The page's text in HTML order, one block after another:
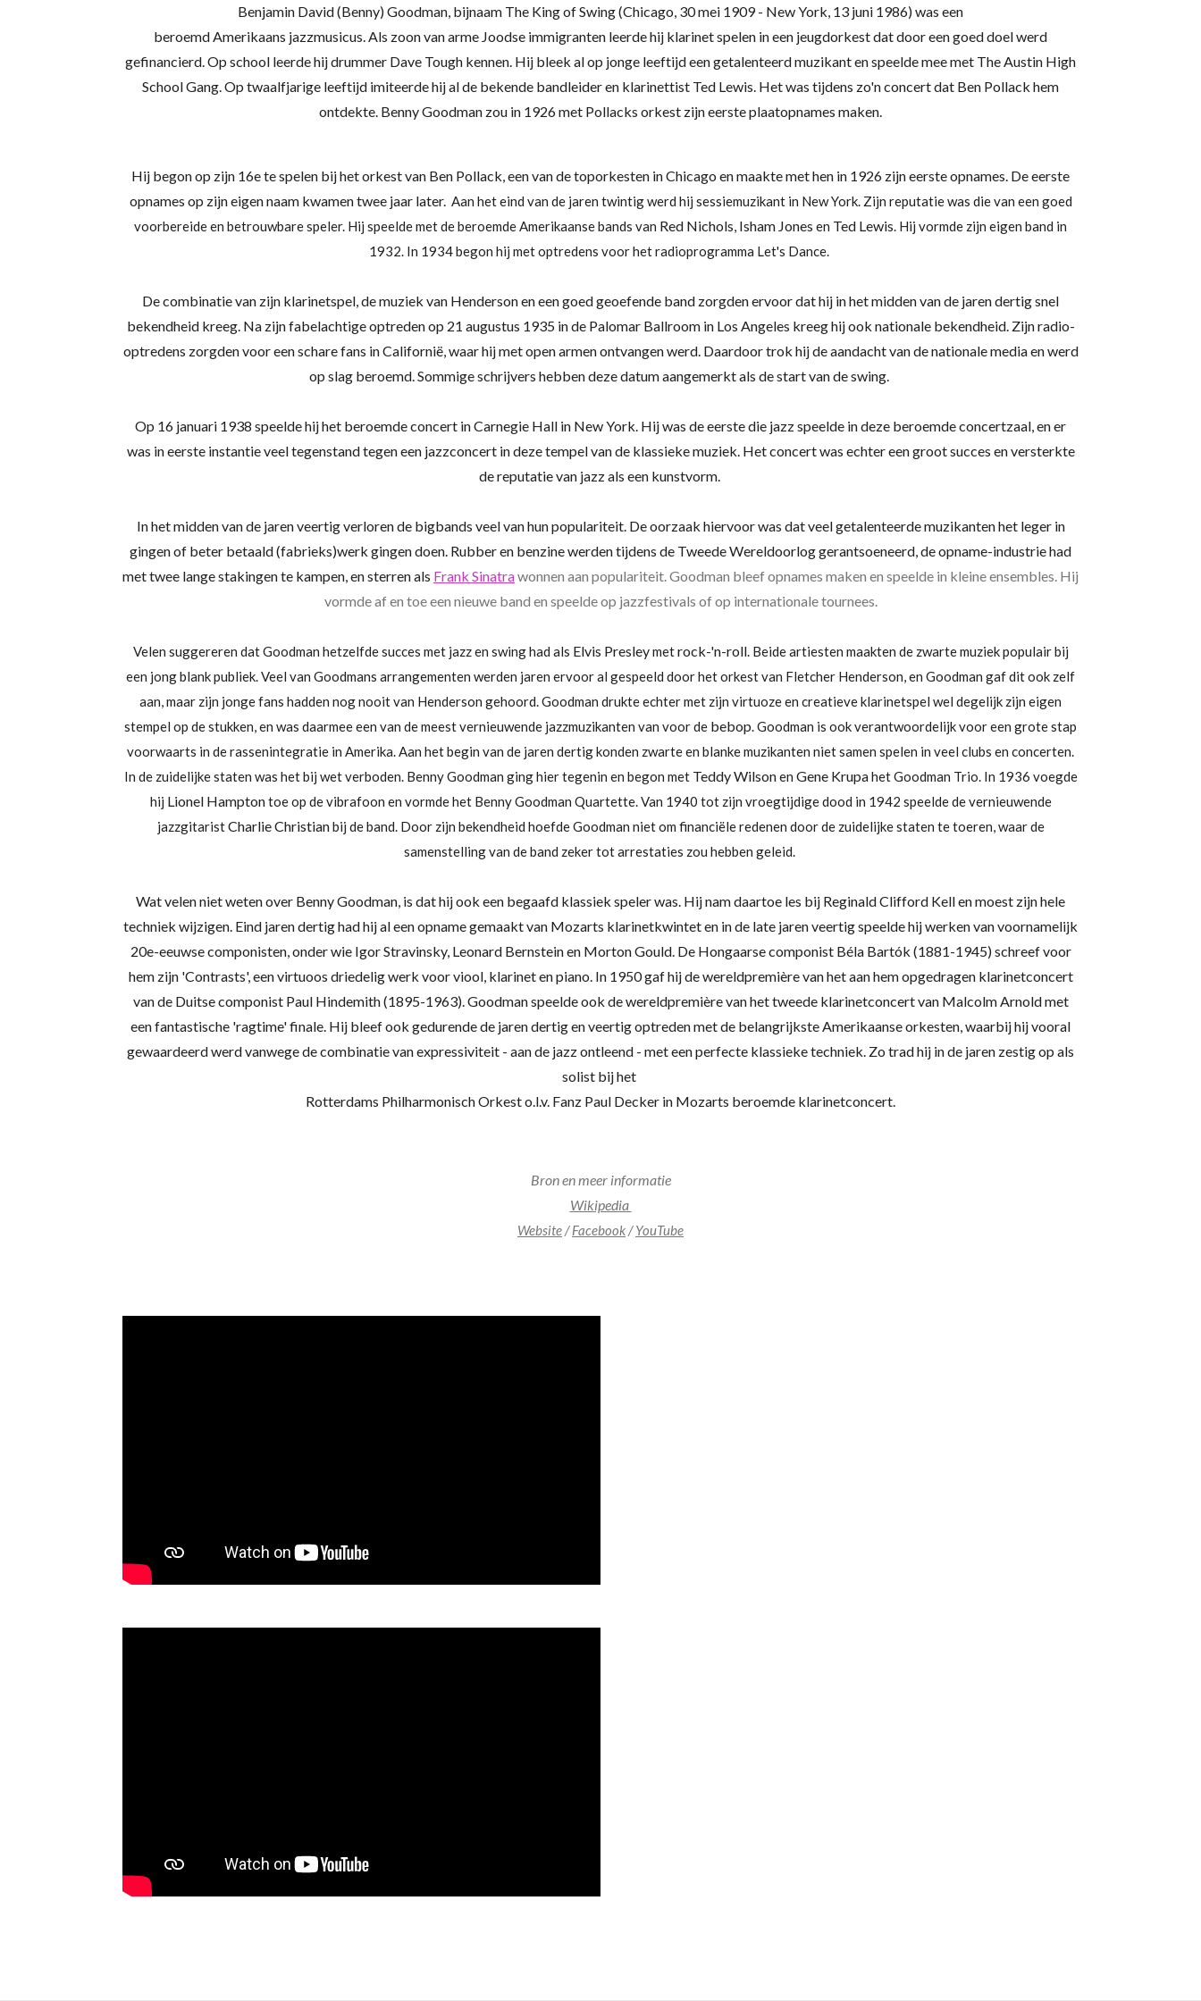
Benjamin David (Benny) Goodman, bijnaam The King of Swing(Chicago, 30 mei 1909- New York, 13 juni 1986) was een
beroemdAmerikaans jazzmusicus.Als zoon van arme Joodse immigranten leerde hij klarinetspelen in een jeugdorkest dat door een goed doel werd
gefinancierd. Op school leerde hij drummer Dave Tough kennen. Hij bleek al op jonge leeftijd een getalenteerd muzikant en speelde mee met The Austin High
School Gang. Op twaalfjarige leeftijd imiteerde hij al de bekende bandleider en klarinettist Ted Lewis. Het was tijdens zo'n concert dat Ben Pollack hem
ontdekte. Benny Goodman zou in 1926 met Pollacks orkest zijn eerste plaatopnames maken.
Hij begon op zijn 16e te spelen bij het orkest van Ben Pollack, een van de toporkesten in Chicago en maakte met hen in 1926 zijn eerste opnames. De eerste
opnames op zijn eigen naam kwamen twee jaar later. Aan het eind van de jaren twintig werd hij sessiemuzikant in New York. Zijn reputatie was die van een goed
voorbereide en betrouwbare speler. Hij speelde met de beroemde Amerikaanse bands van Red Nichols, Isham Jones en Ted Lewis. Hij vormde zijn eigen band in
1932. In 1934 begon hij met optredens voor het radioprogramma Let's Dance.
De combinatie van zijn klarinetspel, de muziek van Henderson en een goed geoefende band zorgden ervoor dat hij in het midden van de jaren dertig snel
bekendheid kreeg. Na zijn fabelachtige optreden op 21 augustus 1935 in de Palomar Ballroom in Los Angeles kreeg hij ook nationale bekendheid. Zijn radio-
optredens zorgden voor een schare fans in Californië, waar hij met open armen ontvangen werd. Daardoor trok hij de aandacht van de nationale media en werd
op slag beroemd. Sommige schrijvers hebben deze datum aangemerkt als de start van deswing.
Op 16 januari 1938 speelde hij het beroemde concert inCarnegie Hall in New York. Hij was de eerste die jazz speelde in deze beroemde concertzaal, en er
was in eerste instantie veel tegenstand tegen een jazzconcert in deze tempel van de klassieke muziek. Het concert was echter een groot succes en versterkte
de reputatie van jazz als een kunstvorm.
In het midden van de jaren veertig verloren de bigbands veel van hun populariteit. De oorzaak hiervoor was dat veel getalenteerde muzikanten het leger in
gingen of beter betaald (fabrieks)werk gingen doen. Rubber en benzine werden tijdens de Tweede Wereldoorlog gerantsoeneerd, de opname-industrie had
met twee lange stakingen te kampen, en sterren als Frank Sinatrawonnen aan populariteit. Goodman bleef opnames maken en speelde in kleine ensembles. Hij
vormde af en toe een nieuwe band en speelde op jazzfestivals of op internationale tournees.
Velen suggereren dat Goodman hetzelfde succes met jazz en swing had als Elvis Presleymetrock-'n-roll. Beide artiesten maakten de zwarte muziek populair bij
een jong blank publiek. Veel van Goodmans arrangementen werden jaren ervoor al gespeeld door het orkest van Fletcher Henderson, en Goodman gaf dit ook zelf
aan, maar zijn jonge fans hadden nog nooit van Henderson gehoord. Goodman drukte echter met zijn virtuoze en creatieve klarinetspel wel degelijk zijn eigen
stempel op de stukken, en was daarmee een van de meest vernieuwende jazzmuzikanten van voor de bebop. Goodman is ook verantwoordelijk voor een grote stap
voorwaarts in de rassenintegratie in Amerika. Aan het begin van de jaren dertig konden zwarte en blanke muzikanten niet samen spelen in veel clubs en concerten.
In de zuidelijke staten was het bij wet verboden. Benny Goodman ging hier tegenin en begon met Teddy Wilsonen Gene Krupahet Goodman Trio. In 1936 voegde
hij Lionel Hamptontoe op de vibrafoon en vormde het Benny Goodman Quartette. Van 1940 tot zijn vroegtijdige dood in 1942 speelde de vernieuwende
jazzgitaristCharlie Christianbij de band. Door zijn bekendheid hoefde Goodman niet om financiële redenen door de zuidelijke staten te toeren, waar de
samenstelling van de band zeker tot arrestaties zou hebben geleid.
Wat velen niet weten over Benny Goodman, is dat hij ook een begaafd klassiek speler was. Hij nam daartoe les bij Reginald Clifford Kell en moest zijn hele
techniek wijzigen. Eind jaren dertig had hij al een opname gemaakt van Mozarts klarinetkwintet en in de late jaren veertig speelde hij werken van voornamelijk
20e-eeuwse componisten, onder wie Igor Stravinsky, Leonard Bernsteinen Morton Gould. De Hongaarse componist Béla Bartók (1881-1945) schreef voor
hem zijn 'Contrasts', een virtuoos driedelig werk voor viool, klarinet en piano. In 1950 gaf hij de wereldpremière van het aan hem opgedragen klarinetconcert
van de Duitse componist Paul Hindemith(1895-1963).Goodman speelde ook de wereldpremière van het tweede klarinetconcert van Malcolm Arnoldmet
een fantastische 'ragtime' finale. Hij bleef ook gedurende de jaren dertig en veertig optreden met de belangrijkste Amerikaanse orkesten, waarbij hij vooral
gewaardeerd werd vanwege de combinatie van expressiviteit - aan de jazz ontleend - met een perfecte klassieke techniek. Zo trad hij in de jaren zestig op als
solist bij het
Rotterdams Philharmonisch Orkesto.l.v. Fanz Paul Decker in Mozarts beroemde klarinetconcert.
Bron en meer informatie
Wikipedia
Website/Facebook/YouTube